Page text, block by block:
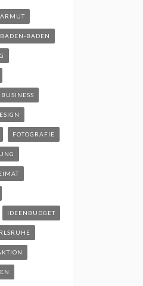
ARMUT
BADEN-BADEN
BUSINESS
FOTOGRAFIE
IDEENBUDGET